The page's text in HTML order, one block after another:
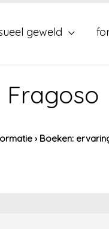
geweld
Fragoso
› Boeken: